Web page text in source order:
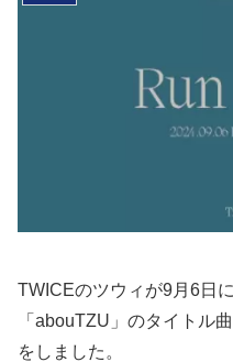
TWICEのツウィが9月6日
「abouTZU」のタイトル
をしました。